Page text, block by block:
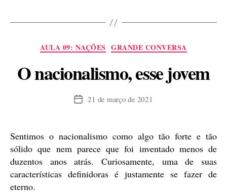
José
Categorias
AULA 09: NAÇÕES GRANDE CONVERSA
O nacionalismo, esse jovem
Data21 de março de 2021
Sentimos o nacionalismo como algo tão forte e tão
sólido que nem parece que foi inventado menos de
duzentos anos atrás. Curiosamente, uma de suas
características definidoras é justamente se fazer de
eterno.